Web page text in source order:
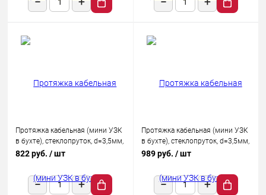
Протяжка кабельная (мини УЗК
в бухте), стеклопруток, d=3,5мм,
10м КРАСНАЯ
822 руб. / шт
Протяжка кабельная (мини УЗК
в бухте), стеклопруток, d=3,5мм,
15 м, красная REXANT
989 руб. / шт